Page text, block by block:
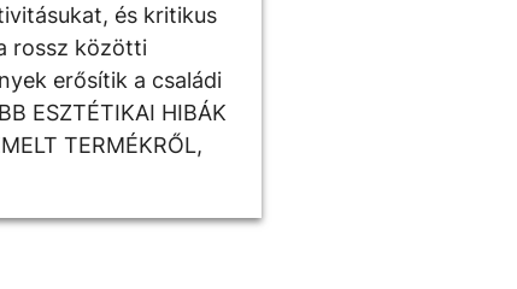
és kritikus
rossz közötti
erősítik a családi
ESZTÉTIKAI HIBÁK
TERMÉKRŐL,